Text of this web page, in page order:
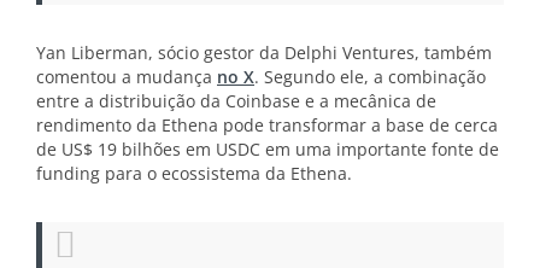
Yan Liberman, sócio gestor da Delphi Ventures, também
comentou a mudança no X. Segundo ele, a combinação
entre a distribuição da Coinbase e a mecânica de
rendimento da Ethena pode transformar a base de cerca
de US$ 19 bilhões em USDC em uma importante fonte de
funding para o ecossistema da Ethena.